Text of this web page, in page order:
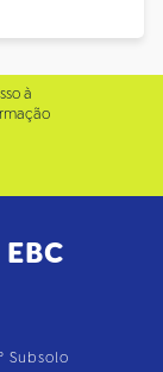
à
Subsolo